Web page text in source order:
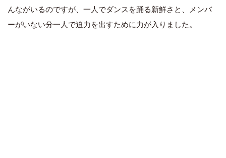
んながいるのですが、一人でダンスを踊る新鮮さと、メンバ
ーがいない分一人で迫力を出すために力が入りました。